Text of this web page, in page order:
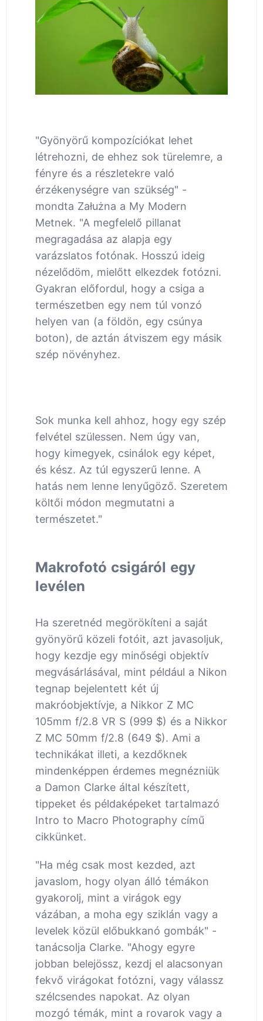
"Gyönyörű kompozíciókat lehet
létrehozni, de ehhez sok türelemre, a
fényre és a részletekre való
érzékenységre van szükség" -
mondta Załużna a My Modern
Metnek. "A megfelelő pillanat
megragadása az alapja egy
varázslatos fotónak. Hosszú ideig
nézelődöm, mielőtt elkezdek fotózni.
Gyakran előfordul, hogy a csiga a
természetben egy nem túl vonzó
helyen van (a földön, egy csúnya
boton), de aztán átviszem egy másik
szép növényhez.
Sok munka kell ahhoz, hogy egy szép
felvétel szülessen. Nem úgy van,
hogy kimegyek, csinálok egy képet,
és kész. Az túl egyszerű lenne. A
hatás nem lenne lenyűgöző. Szeretem
költői módon megmutatni a
természetet."
Makrofotó csigáról egy
levélen
Ha szeretnéd megörökíteni a saját
gyönyörű közeli fotóit, azt javasoljuk,
hogy kezdje egy minőségi objektív
megvásárlásával, mint például a Nikon
tegnap bejelentett két új
makróobjektívje, a Nikkor Z MC
105mm f/2.8 VR S (999 $) és a Nikkor
Z MC 50mm f/2.8 (649 $). Ami a
technikákat illeti, a kezdőknek
mindenképpen érdemes megnézniük
a Damon Clarke által készített,
tippeket és példaképeket tartalmazó
Intro to Macro Photography című
cikkünket.
"Ha még csak most kezded, azt
javaslom, hogy olyan álló témákon
gyakorolj, mint a virágok egy
vázában, a moha egy sziklán vagy a
levelek közül előbukkanó gombák" -
tanácsolja Clarke. "Ahogy egyre
jobban belejössz, kezdj el alacsonyan
fekvő virágokat fotózni, vagy válassz
szélcsendes napokat. Az olyan
mozgó témák, mint a rovarok vagy a